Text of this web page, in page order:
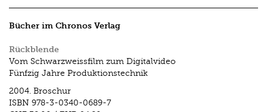
Bücher im Chronos Verlag
Rückblende
Vom Schwarzweissfilm zum Digitalvideo
Fünfzig Jahre Produktionstechnik
2004. Broschur
ISBN 978-3-0340-0689-7